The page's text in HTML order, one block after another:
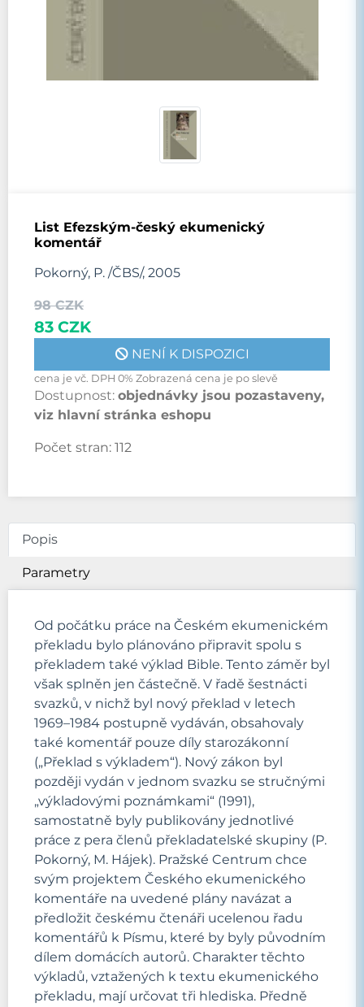
List Efezským-český ekumenický
komentář
Pokorný, P. /ČBS/, 2005
98 CZK
83 CZK
NENÍ K DISPOZICI
cena je vč. DPH 0% Zobrazená cena je po slevě
Dostupnost: objednávky jsou pozastaveny,
viz hlavní stránka eshopu
Počet stran: 112
Popis
Parametry
Od počátku práce na Českém ekumenickém
překladu bylo plánováno připravit spolu s
překladem také výklad Bible. Tento záměr byl
však splněn jen částečně. V řadě šestnácti
svazků, v nichž byl nový překlad v letech
1969–1984 postupně vydáván, obsahovaly
také komentář pouze díly starozákonní
(„Překlad s výkladem“). Nový zákon byl
později vydán v jednom svazku se stručnými
„výkladovými poznámkami“ (1991),
samostatně byly publikovány jednotlivé
práce z pera členů překladatelské skupiny (P.
Pokorný, M. Hájek). Pražské Centrum chce
svým projektem Českého ekumenického
komentáře na uvedené plány navázat a
předložit českému čtenáři ucelenou řadu
komentářů k Písmu, které by byly původním
dílem domácích autorů. Charakter těchto
výkladů, vztažených k textu ekumenického
překladu, mají určovat tři hlediska. Předně